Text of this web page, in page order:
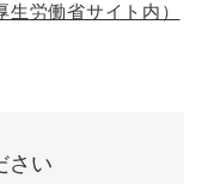
労働省サイト内）
さい